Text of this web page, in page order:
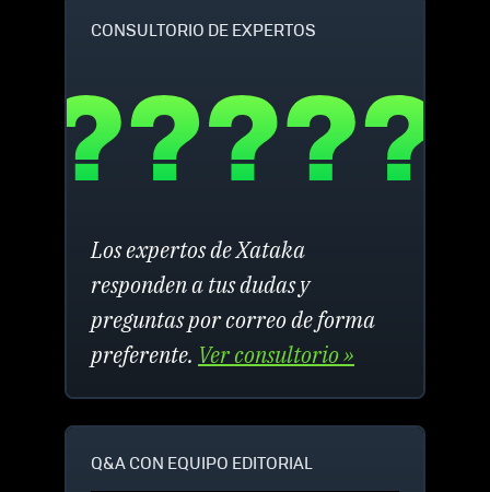
CONSULTORIO DE EXPERTOS
Los expertos de Xataka
responden a tus dudas y
preguntas por correo de forma
preferente. Ver consultorio »
Q&A CON EQUIPO EDITORIAL